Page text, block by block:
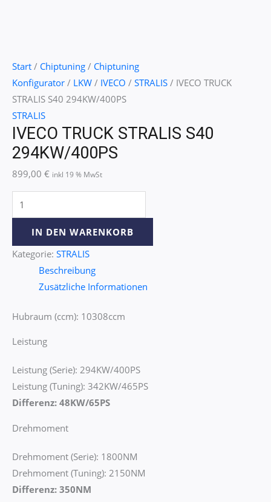
Start / Chiptuning / Chiptuning
Konfigurator / LKW / IVECO / STRALIS / IVECO TRUCK
STRALIS S40 294KW/400PS
STRALIS
IVECO TRUCK STRALIS S40
294KW/400PS
899,00 € inkl 19 % MwSt
IN DEN WARENKORB
Kategorie: STRALIS
Beschreibung
Zusätzliche Informationen
Hubraum (ccm): 10308ccm
Leistung
Leistung (Serie): 294KW/400PS
Leistung (Tuning): 342KW/465PS
Differenz: 48KW/65PS
Drehmoment
Drehmoment (Serie): 1800NM
Drehmoment (Tuning): 2150NM
Differenz: 350NM